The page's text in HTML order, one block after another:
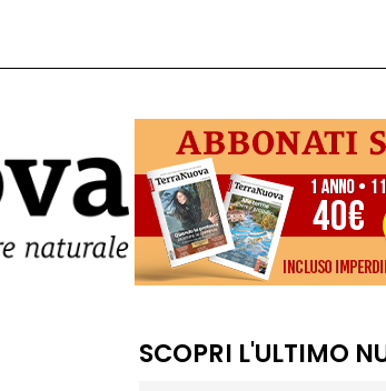
SCOPRI L'ULTIMO